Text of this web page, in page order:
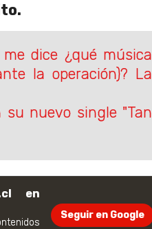
dice ¿qué música
la operación)? La
su nuevo single "Tan
en
Seguir en Google